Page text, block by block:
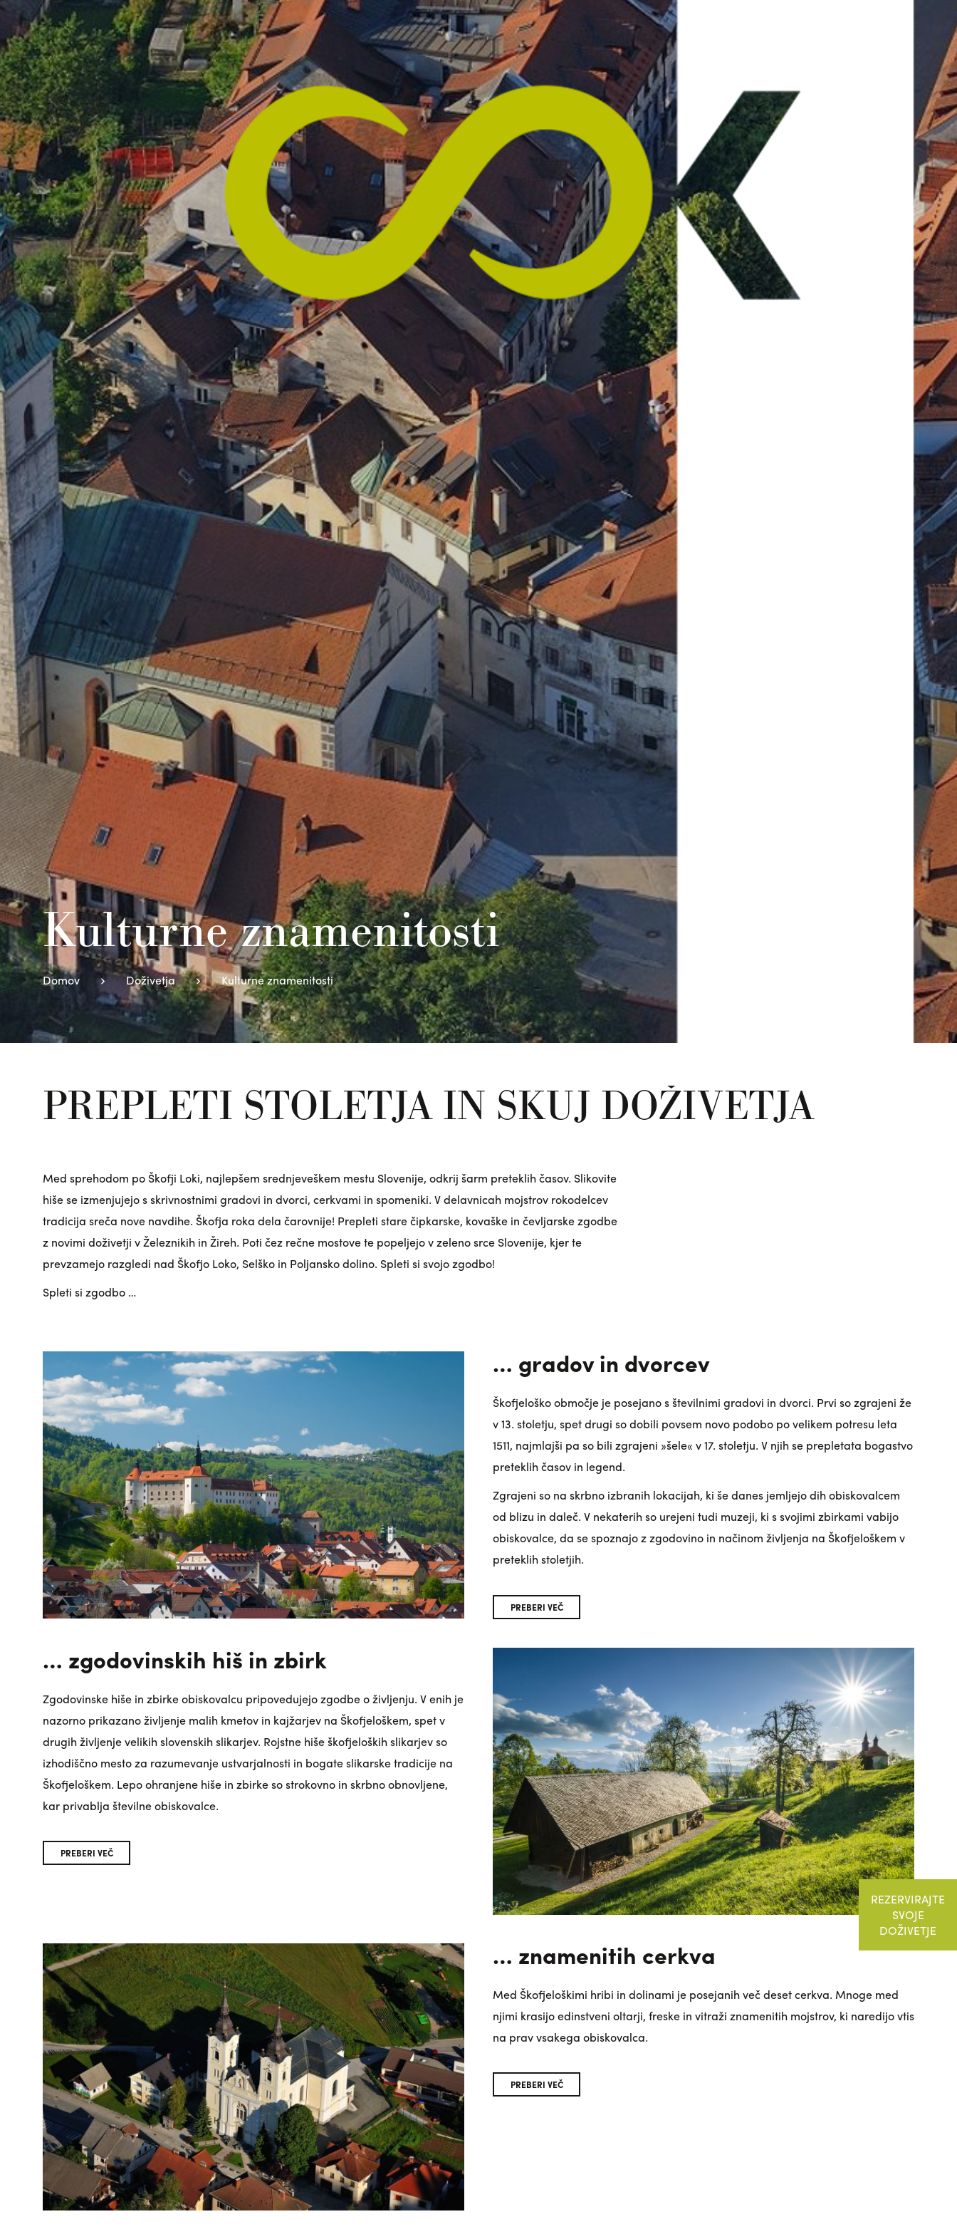
REZERVIRAJTE
SVOJE
DOŽIVETJE
Kulturne znamenitosti
Domov Doživetja Kulturne znamenitosti
PREPLETI STOLETJA IN SKUJ DOŽIVETJA
Med sprehodom po Škofji Loki, najlepšem srednjeveškem mestu Slovenije, odkrij šarm preteklih časov. Slikovite
hiše se izmenjujejo s skrivnostnimi gradovi in dvorci, cerkvami in spomeniki. Vdelavnicah mojstrov rokodelcev
tradicija sreča nove navdihe. Škofja roka dela čarovnije! Prepleti stare čipkarske, kovaške in čevljarske zgodbe
z novimi doživetji v Železnikih in Žireh. Poti čez rečne mostove te popeljejo v zeleno srce Slovenije, kjer te
prevzamejo razgledi nad Škofjo Loko, Selško in Poljansko dolino. Spleti si svojo zgodbo!
Spleti si zgodbo …
… gradov in dvorcev
Škofjeloško območje je posejano s številnimi gradovi in dvorci. Prvi so zgrajeni že
v 13. stoletju, spet drugi so dobili povsem novo podobo po velikem potresu leta
1511, najmlajši pa so bili zgrajeni »šele« v 17. stoletju. V njih se prepletata bogastvo
preteklih časov in legend.
Zgrajeni so na skrbno izbranih lokacijah, ki še danes jemljejo dih obiskovalcem
od blizu in daleč. V nekaterih so urejeni tudi muzeji, ki s svojimi zbirkami vabijo
obiskovalce, da se spoznajo z zgodovino in načinom življenja na Škofjeloškem v
preteklih stoletjih.
PREBERI VEČ
… zgodovinskih hiš in zbirk
Zgodovinske hiše in zbirke obiskovalcu pripovedujejo zgodbe o življenju. V enih je
nazorno prikazano življenje malih kmetov in kajžarjev na Škofjeloškem, spet v
drugih življenje velikih slovenskih slikarjev. Rojstne hiše škofjeloških slikarjev so
izhodiščno mesto za razumevanje ustvarjalnosti in bogate slikarske tradicije na
Škofjeloškem. Lepo ohranjene hiše in zbirke so strokovno in skrbno obnovljene,
kar privablja številne obiskovalce.
PREBERI VEČ
… znamenitih cerkva
Med Škofjeloškimi hribi in dolinami je posejanih več deset cerkva. Mnoge med
njimi krasijo edinstveni oltarji, freske in vitraži znamenitih mojstrov, ki naredijo vtis
na prav vsakega obiskovalca.
PREBERI VEČ